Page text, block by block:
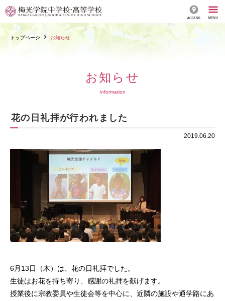
トップページ お知らせ
お知らせ
Information
花の日礼拝が行われました
2019.06.20
6月13日（木）は、花の日礼拝でした。
生徒はお花を持ち寄り、感謝の礼拝を献げます。
授業後に宗教委員や生徒会等を中心に、近隣の施設や通学路にあ